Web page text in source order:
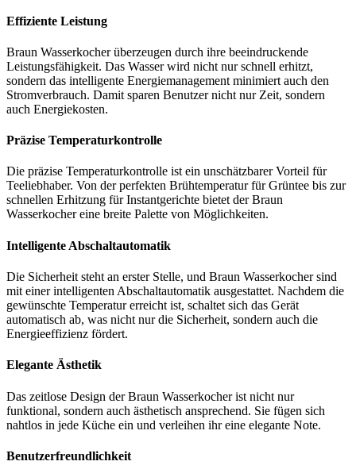
Effiziente Leistung
Braun Wasserkocher überzeugen durch ihre beeindruckende
Leistungsfähigkeit. Das Wasser wird nicht nur schnell erhitzt,
sondern das intelligente Energiemanagement minimiert auch den
Stromverbrauch. Damit sparen Benutzer nicht nur Zeit, sondern
auch Energiekosten.
Präzise Temperaturkontrolle
Die präzise Temperaturkontrolle ist ein unschätzbarer Vorteil für
Teeliebhaber. Von der perfekten Brühtemperatur für Grüntee bis zur
schnellen Erhitzung für Instantgerichte bietet der Braun
Wasserkocher eine breite Palette von Möglichkeiten.
Intelligente Abschaltautomatik
Die Sicherheit steht an erster Stelle, und Braun Wasserkocher sind
mit einer intelligenten Abschaltautomatik ausgestattet. Nachdem die
gewünschte Temperatur erreicht ist, schaltet sich das Gerät
automatisch ab, was nicht nur die Sicherheit, sondern auch die
Energieeffizienz fördert.
Elegante Ästhetik
Das zeitlose Design der Braun Wasserkocher ist nicht nur
funktional, sondern auch ästhetisch ansprechend. Sie fügen sich
nahtlos in jede Küche ein und verleihen ihr eine elegante Note.
Benutzerfreundlichkeit